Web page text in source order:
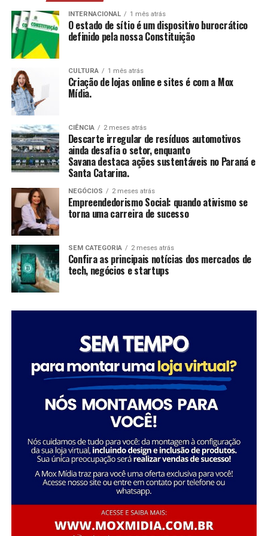
A Savana integra o Grupo Águia Branca e é especializada
na comercialização de caminhões e veículos comerciais
da Mercedes-Benz. Com forte presença nos setores de
transporte e logística, oferece um portfólio completo
de veículos, peças e serviços de oficina. Além disso,
disponibiliza soluções em pneus e recapagem,
garantindo performance e eficiência para os clientes do
segmento de transporte de cargas.
FONTE: A Savana integra o Grupo Águia Branca
suas histórias e vivências.
CCAS
: Ambiente de convivência para crianças e
adolescentes, abrangendo desde jogos até cultura
SAICA: Trabalho de cuidado, orientação e proteção
integral a crianças e adolescentes em situação de
CEIS
: Garantia de um ambiente seguro e desafiador
para o desenvolvimento infantil.
Conclusão
O empreendedorismo social, impulsionado por líderes
como Tatiana Souza, demonstra que ativismo pode, sim,
ser uma carreira de sucesso. As mulheres no comando
dessas organizações não apenas promovem mudanças
significativas em suas comunidades, mas também
inspiram futuras gerações a seguir seus passos,
mostrando que é possível transformar a sociedade
feminina no setor social: “Acredito que quando as
mulheres assumem a liderança, trazem consigo uma
perspectiva única e essencial que promove a inclusão e o
desenvolvimento sustentável. Meu objetivo é continuar
inspirando e capacitando outras mulheres a seguirem
esse caminho, transformando ainda mais vidas e
Essa trajetória exemplifica como o ativismo e o
empreendedorismo social podem convergir para criar
uma carreira gratificante e de grande impacto social.
Sobre o Instituto Macedônia
INTERNACIONAL 1 mês atrás
O estado de sítio é um dispositivo burocrático
definido pela nossa Constituição
CULTURA 1 mês atrás
Criação de lojas online e sites é com a Mox
Mídia.
CIÊNCIA 2 meses atrás
Descarte irregular de resíduos automotivos
ainda desafia o setor, enquanto
Savana destaca ações sustentáveis no Paraná e
Santa Catarina.
NEGÓCIOS 2 meses atrás
Empreendedorismo Social: quando ativismo se
torna uma carreira de sucesso
SEM CATEGORIA 2 meses atrás
Confira as principais notícias dos mercados de
tech, negócios e startups